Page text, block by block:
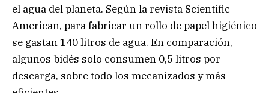
el agua del planeta. Según la revista Scientific
American, para fabricar un rollo de papel higiénico
se gastan 140 litros de agua. En comparación,
algunos bidés solo consumen 0,5 litros por
descarga, sobre todo los mecanizados y más